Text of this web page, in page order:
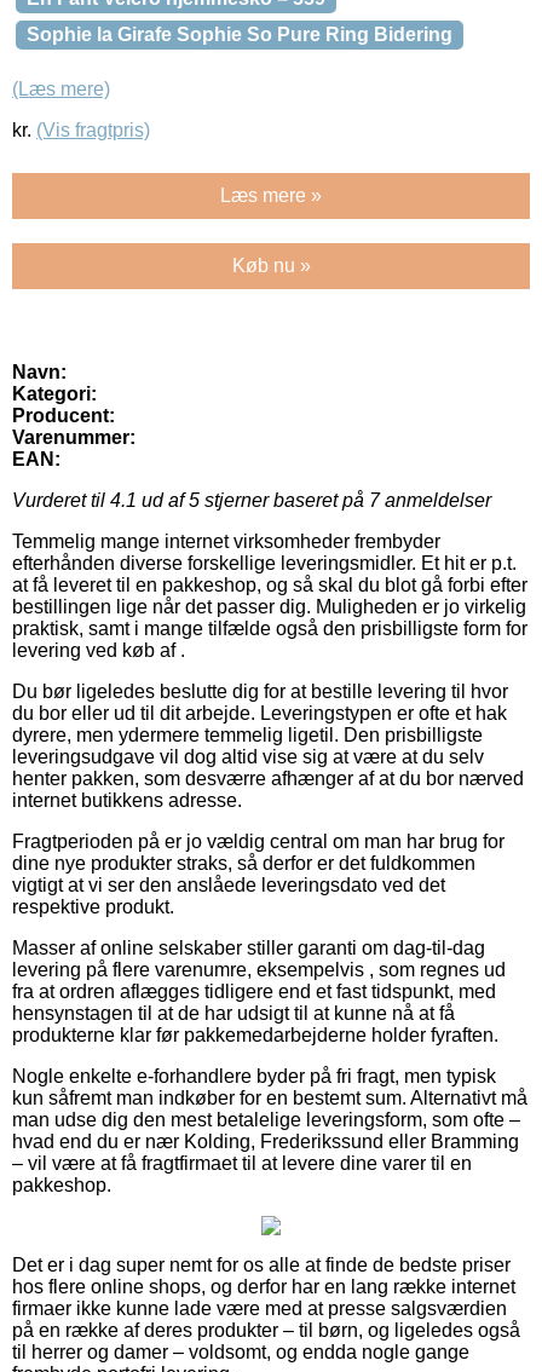
Sophie la Girafe Sophie So Pure Ring Bidering
(Læs mere)
kr. (Vis fragtpris)
Læs mere »
Køb nu »
Navn:
Kategori:
Producent:
Varenummer:
EAN:
Vurderet til 4.1 ud af 5 stjerner baseret på 7anmeldelser
Temmelig mange internet virksomheder frembyder
efterhånden diverse forskellige leveringsmidler. Et hit er p.t.
at få leveret til en pakkeshop, og så skal du blot gå forbi efter
bestillingen lige når det passer dig. Muligheden er jo virkelig
praktisk, samt i mange tilfælde også den prisbilligste form for
levering ved køb af .
Du bør ligeledes beslutte dig for at bestille levering til hvor
du bor eller ud til dit arbejde. Leveringstypen er ofte et hak
dyrere, men ydermere temmelig ligetil. Den prisbilligste
leveringsudgave vil dog altid vise sig at være at du selv
henter pakken, som desværre afhænger af at du bor nærved
internet butikkens adresse.
Fragtperioden på er jo vældig central om man har brug for
dine nye produkter straks, så derfor er det fuldkommen
vigtigt at vi ser den anslåede leveringsdato ved det
respektive produkt.
Masser af online selskaber stiller garanti om dag-til-dag
levering på flere varenumre, eksempelvis , som regnes ud
fra at ordren aflægges tidligere end et fast tidspunkt, med
hensynstagen til at de har udsigt til at kunne nå at få
produkterne klar før pakkemedarbejderne holder fyraften.
Nogle enkelte e-forhandlere byder på fri fragt, men typisk
kun såfremt man indkøber for en bestemt sum. Alternativt må
man udse dig den mest betalelige leveringsform, som ofte –
hvad end du er nær Kolding, Frederikssund eller Bramming
– vil være at få fragtfirmaet til at levere dine varer til en
pakkeshop.
Det er i dag super nemt for os alle at finde de bedste priser
hos flere online shops, og derfor har en lang række internet
firmaer ikke kunne lade være med at presse salgsværdien
på en række af deres produkter – til børn, og ligeledes også
til herrer og damer – voldsomt, og endda nogle gange